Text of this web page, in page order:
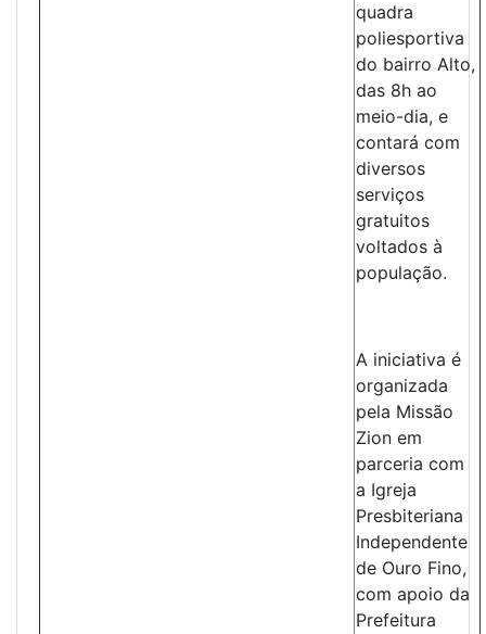
quadra
poliesportiva
do bairro Alto,
das 8h ao
meio-dia, e
contará com
diversos
serviços
gratuitos
voltados à
população.
A iniciativa é
organizada
pela Missão
Zion em
parceria com
a Igreja
Presbiteriana
Independente
de Ouro Fino,
com apoio da
Prefeitura